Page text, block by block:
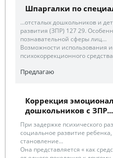
Шпаргалки по
...отсталых дошкольников и
развития (ЗПР) 127 29.
познавательной сферы лиц...
Возможности использования
психокоррекционного
Предлагаю
Коррекция
дошкольников с ЗПР...
При задержке психического
социальное развитие
становление...
Она представляется « как